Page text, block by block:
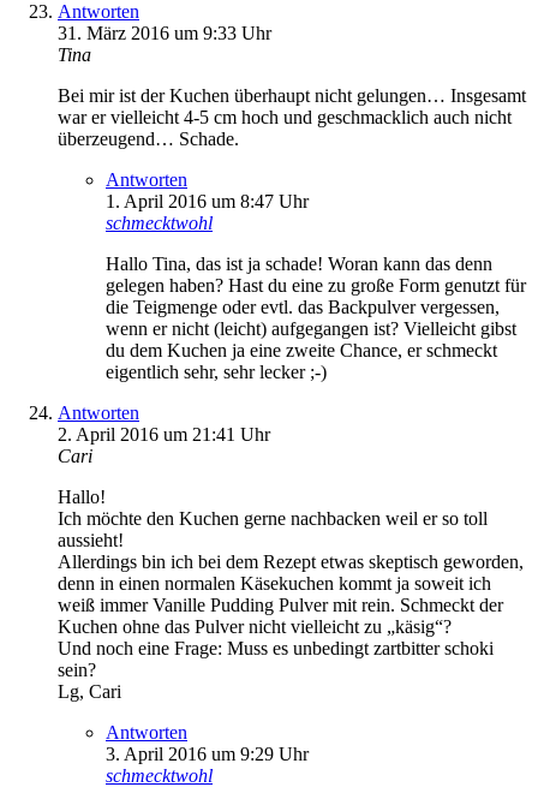
Antworten
31. März 2016 um 9:33 Uhr
Tina
Bei mir ist der Kuchen überhaupt nicht gelungen… Insgesamt
war er vielleicht 4-5 cm hoch und geschmacklich auch nicht
überzeugend… Schade.
Antworten
1. April 2016 um 8:47 Uhr
schmecktwohl
Hallo Tina, das ist ja schade! Woran kann das denn
gelegen haben? Hast du eine zu große Form genutzt für
die Teigmenge oder evtl. das Backpulver vergessen,
wenn er nicht (leicht) aufgegangen ist? Vielleicht gibst
du dem Kuchen ja eine zweite Chance, er schmeckt
eigentlich sehr, sehr lecker ;-)
Antworten
2. April 2016 um 21:41 Uhr
Cari
Hallo!
Ich möchte den Kuchen gerne nachbacken weil er so toll
aussieht!
Allerdings bin ich bei dem Rezept etwas skeptisch geworden,
denn in einen normalen Käsekuchen kommt ja soweit ich
weiß immer Vanille Pudding Pulver mit rein. Schmeckt der
Kuchen ohne das Pulver nicht vielleicht zu „käsig“?
Und noch eine Frage: Muss es unbedingt zartbitter schoki
sein?
Lg, Cari
Antworten
3. April 2016 um 9:29 Uhr
schmecktwohl